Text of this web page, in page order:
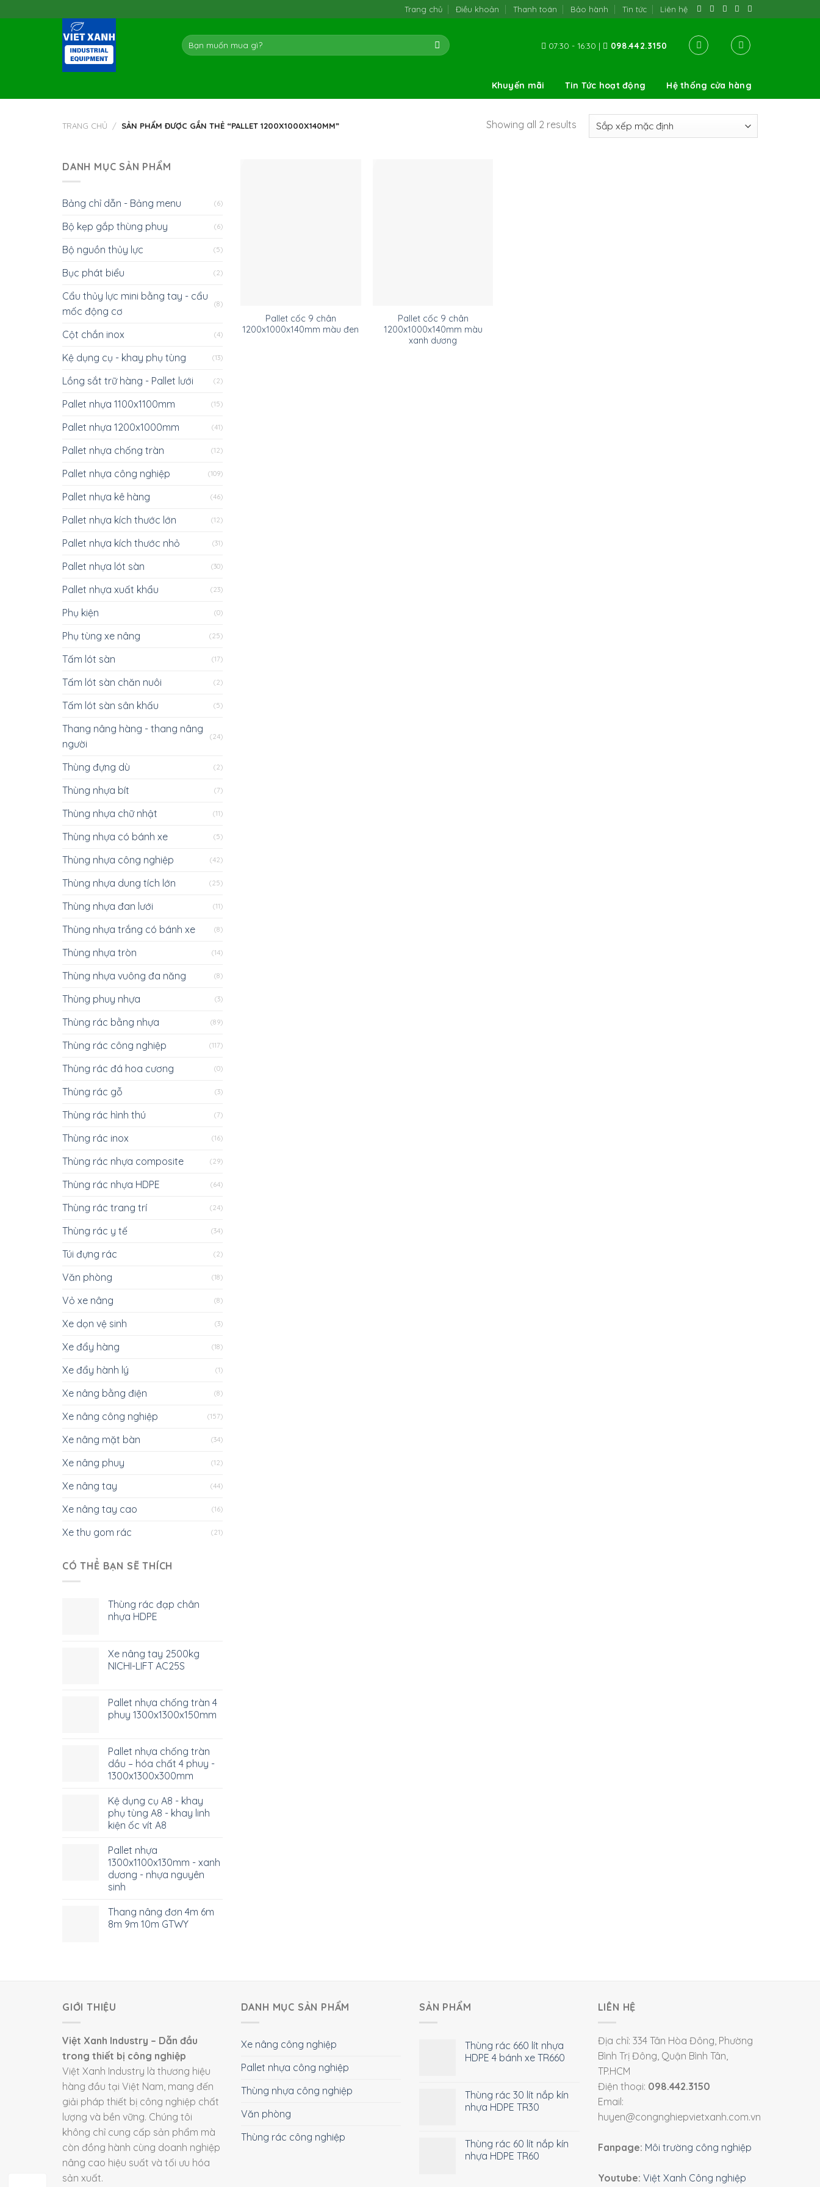
to
Trang chủ Điều khoản Thanh toán Bảo hành Tin tức Liên hệ
Tìm
kiếm:
07:30 - 16:30 | 098.442.3150
Khuyến mãi Tin Tức hoạt động Hệ thống cửa hàng
TRANG CHỦ / SẢN PHẨM ĐƯỢC GẮN THẺ “PALLET 1200X1000X140MM” Showing all 2 results
DANH MỤC SẢN PHẨM
Bảng chỉ dẫn - Bảng menu (6)
Bộ kẹp gắp thùng phuy (6)
Bộ nguồn thủy lực (5)
Bục phát biểu (2)
Cẩu thủy lực mini bằng tay - cẩu
mốc động cơ
(8)
Cột chắn inox (4)
Kệ dụng cụ - khay phụ tùng (13)
Lồng sắt trữ hàng - Pallet lưới (2)
Pallet nhựa 1100x1100mm (15)
Pallet nhựa 1200x1000mm (41)
Pallet nhựa chống tràn (12)
Pallet nhựa công nghiệp (109)
Pallet nhựa kê hàng (46)
Pallet nhựa kích thước lớn (12)
Pallet nhựa kích thước nhỏ (31)
Pallet nhựa lót sàn (30)
Pallet nhựa xuất khẩu (23)
Phụ kiện (0)
Phụ tùng xe nâng (25)
Tấm lót sàn (17)
Tấm lót sàn chăn nuôi (2)
Tấm lót sàn sân khấu (5)
Thang nâng hàng - thang nâng
người
(24)
Thùng đựng dù (2)
Thùng nhựa bít (7)
Thùng nhựa chữ nhật (11)
Thùng nhựa có bánh xe (5)
Thùng nhựa công nghiệp (42)
Thùng nhựa dung tích lớn (25)
Thùng nhựa đan lưới (11)
Thùng nhựa trắng có bánh xe (8)
Thùng nhựa tròn (14)
Thùng nhựa vuông đa năng (8)
Thùng phuy nhựa (3)
Thùng rác bằng nhựa (89)
Thùng rác công nghiệp (117)
Thùng rác đá hoa cương (0)
Thùng rác gỗ (3)
Thùng rác hình thú (7)
Thùng rác inox (16)
Thùng rác nhựa composite (29)
Thùng rác nhựa HDPE (64)
Thùng rác trang trí (24)
Thùng rác y tế (34)
Túi đựng rác (2)
Văn phòng (18)
Vỏ xe nâng (8)
Xe dọn vệ sinh (3)
Xe đẩy hàng (18)
Xe đẩy hành lý (1)
Xe nâng bằng điện (8)
Xe nâng công nghiệp (157)
Xe nâng mặt bàn (34)
Xe nâng phuy (12)
Xe nâng tay (44)
Xe nâng tay cao (16)
Xe thu gom rác (21)
CÓ THỂ BẠN SẼ THÍCH
Thùng rác đạp chân
nhựa HDPE
Xe nâng tay 2500kg
NICHI-LIFT AC25S
Pallet nhựa chống tràn 4
phuy 1300x1300x150mm
Pallet nhựa chống tràn
dầu – hóa chất 4 phuy -
1300x1300x300mm
Kệ dụng cụ A8 - khay
phụ tùng A8 - khay linh
kiện ốc vít A8
Pallet nhựa
1300x1100x130mm - xanh
dương - nhựa nguyên
sinh
Thang nâng đơn 4m 6m
8m 9m 10m GTWY
Pallet cốc 9 chân
1200x1000x140mm màu đen
Pallet cốc 9 chân
1200x1000x140mm màu
xanh dương
GIỚI THIỆU
Việt Xanh Industry – Dẫn đầu
trong thiết bị công nghiệp
Việt Xanh Industry là thương hiệu
hàng đầu tại Việt Nam, mang đến
giải pháp thiết bị công nghiệp chất
lượng và bền vững. Chúng tôi
không chỉ cung cấp sản phẩm mà
còn đồng hành cùng doanh nghiệp
nâng cao hiệu suất và tối ưu hóa
sản xuất.
DANH MỤC SẢN PHẨM
Xe nâng công nghiệp
Pallet nhựa công nghiệp
Thùng nhựa công nghiệp
Văn phòng
Thùng rác công nghiệp
SẢN PHẨM
Thùng rác 660 lít nhựa
HDPE 4 bánh xe TR660
Thùng rác 30 lít nắp kín
nhựa HDPE TR30
Thùng rác 60 lít nắp kín
nhựa HDPE TR60
LIÊN HỆ
Địa chỉ: 334 Tân Hòa Đông, Phường
Bình Trị Đông, Quận Bình Tân,
TP.HCM
Điện thoại: 098.442.3150
Email:
huyen@congnghiepvietxanh.com.vn
Fanpage: Môi trường công nghiệp
Youtube: Việt Xanh Công nghiệp